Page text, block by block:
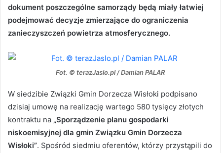
dokument poszczególne samorządy będą miały łatwiej
podejmować decyzje zmierzające do ograniczenia
zanieczyszczeń powietrza atmosferycznego.
Fot. © terazJaslo.pl / Damian PALAR
W siedzibie Związki Gmin Dorzecza Wisłoki podpisano
dzisiaj umowę na realizację wartego 580 tysięcy złotych
kontraktu na „Sporządzenie planu gospodarki
niskoemisyjnej dla gmin Związku Gmin Dorzecza
Wisłoki”. Spośród siedmiu oferentów, którzy przystąpili do